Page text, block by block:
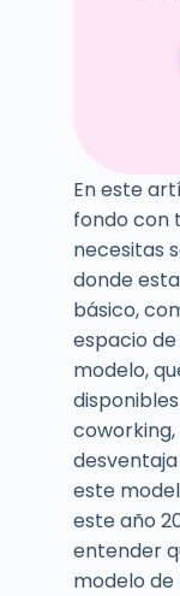
En este
fondo con
necesitas
donde
básico,
espacio
modelo,
coworking,
este
este año
entender
modelo de